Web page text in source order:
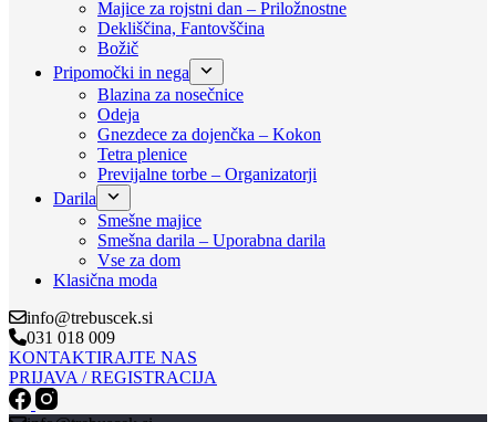
Majice za rojstni dan – Priložnostne
Dekliščina, Fantovščina
Božič
Pripomočki in nega
Blazina za nosečnice
Odeja
Gnezdece za dojenčka – Kokon
Tetra plenice
Previjalne torbe – Organizatorji
Darila
Smešne majice
Smešna darila – Uporabna darila
Vse za dom
Klasična moda
info@trebuscek.si
031 018 009
KONTAKTIRAJTE NAS
PRIJAVA / REGISTRACIJA